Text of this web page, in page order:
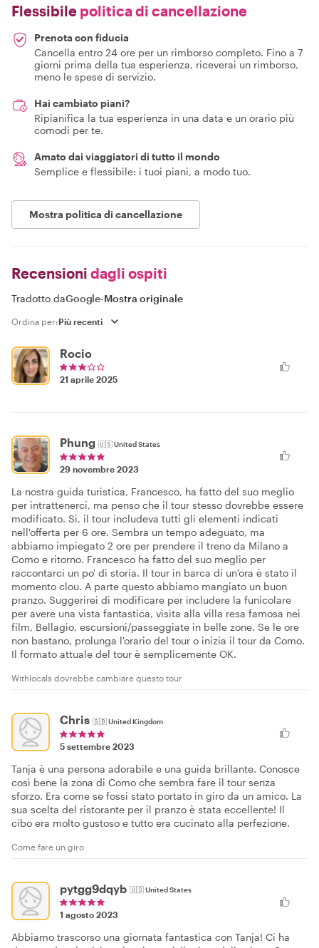
Flessibile politica di cancellazione
Prenota con fiducia
Cancella entro 24 ore per un rimborso completo. Fino a 7
giorni prima della tua esperienza, riceverai un rimborso,
meno le spese di servizio.
Hai cambiato piani?
Ripianifica la tua esperienza in una data e un orario più
comodi per te.
Amato dai viaggiatori di tutto il mondo
Semplice e flessibile: i tuoi piani, a modo tuo.
Mostra politica di cancellazione
Recensioni dagli ospiti
Tradotto daGoogle-Mostra originale
Ordina per:
Rocio
21 aprile 2025
Phung 🇺🇸United States
29 novembre 2023
La nostra guida turistica, Francesco, ha fatto del suo meglio
per intrattenerci, ma penso che il tour stesso dovrebbe essere
modificato. Sì, il tour includeva tutti gli elementi indicati
nell'offerta per 6 ore. Sembra un tempo adeguato, ma
abbiamo impiegato 2 ore per prendere il treno da Milano a
Como e ritorno. Francesco ha fatto del suo meglio per
raccontarci un po' di storia. Il tour in barca di un'ora è stato il
momento clou. A parte questo abbiamo mangiato un buon
pranzo. Suggerirei di modificare per includere la funicolare
per avere una vista fantastica, visita alla villa resa famosa nei
film, Bellagio, escursioni/passeggiate in belle zone. Se le ore
non bastano, prolunga l'orario del tour o inizia il tour da Como.
Il formato attuale del tour è semplicemente OK.
Withlocals dovrebbe cambiare questo tour
Chris 🇬🇧United Kingdom
5 settembre 2023
Tanja è una persona adorabile e una guida brillante. Conosce
così bene la zona di Como che sembra fare il tour senza
sforzo. Era come se fossi stato portato in giro da un amico. La
sua scelta del ristorante per il pranzo è stata eccellente! Il
cibo era molto gustoso e tutto era cucinato alla perfezione.
Come fare un giro
pytgg9dqyb 🇺🇸United States
1 agosto 2023
Abbiamo trascorso una giornata fantastica con Tanja! Ci ha